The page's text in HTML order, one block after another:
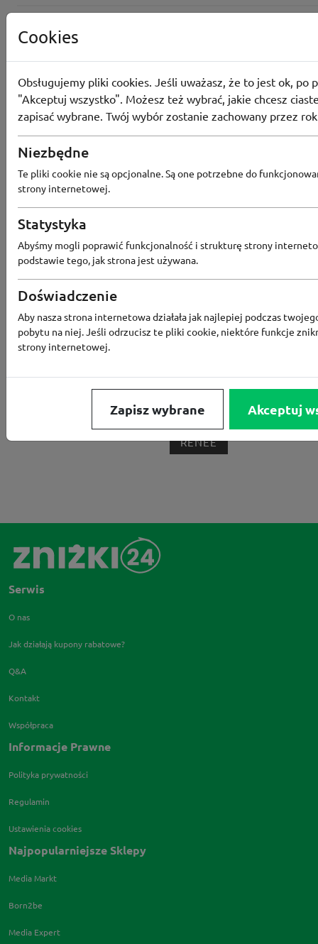
Popularne sklepy
RTV EURO AGD MODIVO
MEDIA EXPERT
BORN2BE
KOMFORT CCC SMYK
LOUNGE BY ZALANDO
HOMLA
MEDIA MARKT ALLEGRO PAY
BIG STAR
BIEDRONKA HOME
RENEE
Serwis
O nas
Jak działają kupony rabatowe?
Q&A
Kontakt
Współpraca
Informacje Prawne
Polityka prywatności
Regulamin
Ustawienia cookies
Najpopularniejsze Sklepy
Media Markt
Born2be
Media Expert
Cookies
Obsługujemy pliki cookies. Jeśli uważasz, że to jest ok, po
"Akceptuj wszystko". Możesz też wybrać, jakie chcesz
zapisać wybrane. Twój wybór zostanie zachowany przez
Niezbędne
Te pliki cookie nie są opcjonalne. Są one potrzebne do
strony internetowej.
Statystyka
Abyśmy mogli poprawić funkcjonalność i strukturę strony
podstawie tego, jak strona jest używana.
Doświadczenie
Aby nasza strona internetowa działała jak najlepiej podczas
pobytu na niej. Jeśli odrzucisz te pliki cookie, niektóre funkcje
strony internetowej.
Zapisz wybrane Akceptuj